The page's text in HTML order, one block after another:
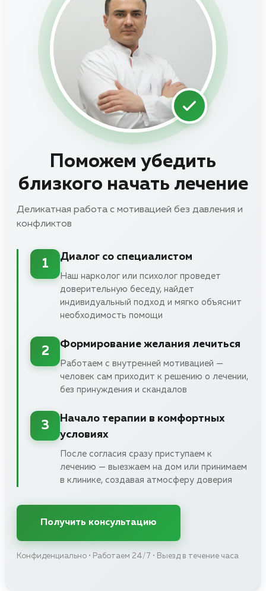
Поможем убедить
близкого начать лечение
Деликатная работа с мотивацией без давления и
конфликтов
1
Диалог со специалистом
Наш нарколог или психолог проведет
доверительную беседу, найдет
индивидуальный подход и мягко объяснит
необходимость помощи
2
Формирование желания лечиться
Работаем с внутренней мотивацией —
человек сам приходит к решению о лечении,
без принуждения и скандалов
3
Начало терапии в комфортных
условиях
После согласия сразу приступаем к
лечению — выезжаем на дом или принимаем
в клинике, создавая атмосферу доверия
Получить консультацию
Конфиденциально • Работаем 24/7 • Выезд в течение часа